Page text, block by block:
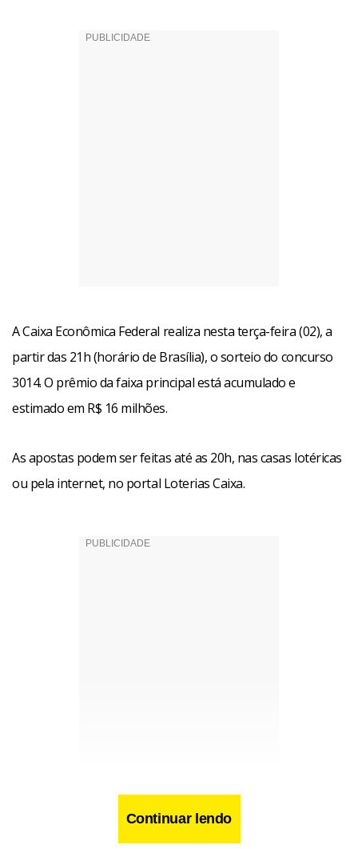
A Caixa Econômica Federal realiza nesta terça-feira (02), a
partir das 21h (horário de Brasília), o sorteio do concurso
3014. O prêmio da faixa principal está acumulado e
estimado em R$ 16 milhões.
As apostas podem ser feitas até as 20h, nas casas lotéricas
ou pela internet, no portal Loterias Caixa.
Continuar lendo